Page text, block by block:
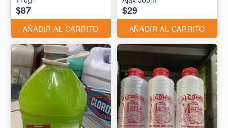
$87
AÑADIR AL CARRITO
$29
AÑADIR AL CARRITO